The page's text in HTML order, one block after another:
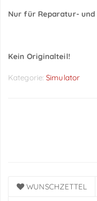
Nur für Reparatur-
Kein Originalteil!
Kategorie:Simulator
WUNSCHZETTEL